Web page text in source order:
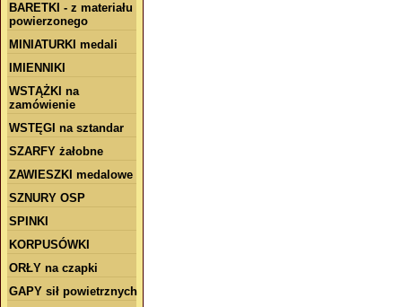
BARETKI - z materiału
powierzonego
MINIATURKI medali
IMIENNIKI
WSTĄŻKI na
zamówienie
WSTĘGI na sztandar
SZARFY żałobne
ZAWIESZKI medalowe
SZNURY OSP
SPINKI
KORPUSÓWKI
ORŁY na czapki
GAPY sił powietrznych